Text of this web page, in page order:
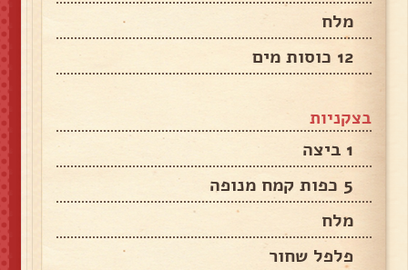
מלח
12 כוסות מים
בצקניות
1 ביצה
5 כפות קמח מנופה
מלח
פלפל שחור